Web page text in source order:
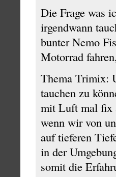
Die Frage was
irgendwann
bunter Nemo
Motorrad
Thema Trimix:
tauchen zu
mit Luft mal fix
wenn wir von
auf tieferen
in der
somit die